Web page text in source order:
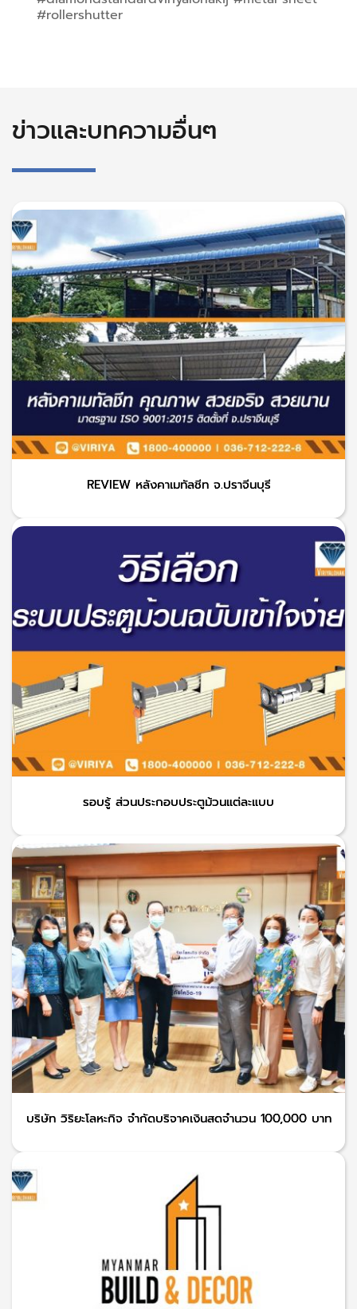
#rollershutter
ข่าวและบทความอื่นๆ
REVIEW หลังคาเมทัลชีท จ.ปราจีนบุรี
รอบรู้ ส่วนประกอบประตูม้วนแต่ละแบบ
บริษัท วิริยะโลหะกิจ จำกัดบริจาคเงินสดจำนวน 100,000 บาท